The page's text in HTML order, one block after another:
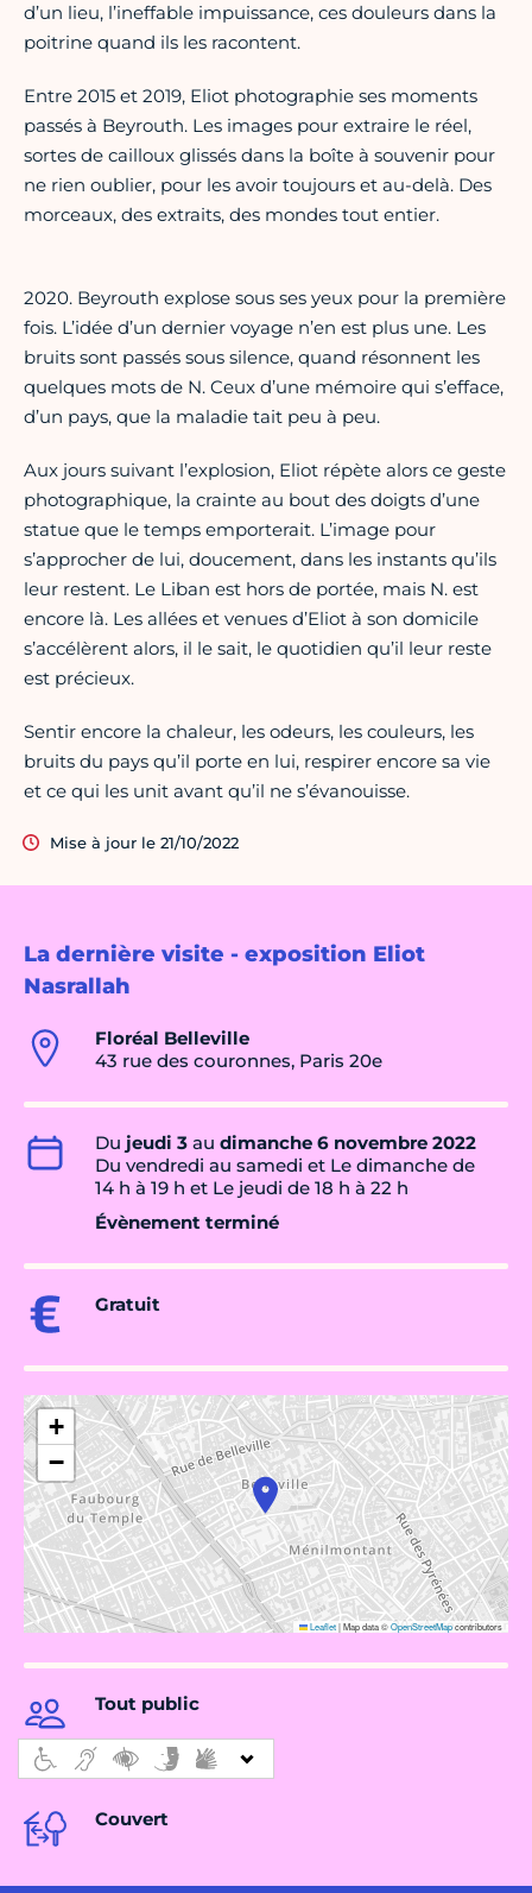
La dernière visite - exposition Eliot
Nasrallah
Floréal Belleville
43 rue des couronnes, Paris 20e
Du jeudi 3 au dimanche 6 novembre 2022
Du vendredi au samedi et Le dimanche de
14 h à 19 h et Le jeudi de 18 h à 22 h
Évènement terminé
Gratuit
+
−
Leaflet|Map data ©OpenStreetMapcontributors
Tout public
Couvert
d’un lieu, l’ineffable impuissance, ces douleurs dans la
poitrine quand ils les racontent.
Entre 2015 et 2019, Eliot photographie ses moments
passés à Beyrouth. Les images pour extraire le réel,
sortes de cailloux glissés dans la boîte à souvenir pour
ne rien oublier, pour les avoir toujours et au-delà. Des
morceaux, des extraits, des mondes tout entier.
2020. Beyrouth explose sous ses yeux pour la première
fois. L’idée d’un dernier voyage n’en est plus une. Les
bruits sont passés sous silence, quand résonnent les
quelques mots de N. Ceux d’une mémoire qui s’efface,
d’un pays, que la maladie tait peu à peu.
Aux jours suivant l’explosion, Eliot répète alors ce geste
photographique, la crainte au bout des doigts d’une
statue que le temps emporterait. L’image pour
s’approcher de lui, doucement, dans les instants qu’ils
leur restent. Le Liban est hors de portée, mais N. est
encore là. Les allées et venues d’Eliot à son domicile
s’accélèrent alors, il le sait, le quotidien qu’il leur reste
est précieux.
Sentir encore la chaleur, les odeurs, les couleurs, les
bruits du pays qu’il porte en lui, respirer encore sa vie
et ce qui les unit avant qu’il ne s’évanouisse.
Mise à jour le 21/10/2022